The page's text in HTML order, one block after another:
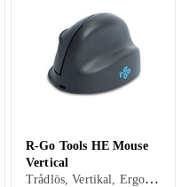
R-Go Tools HE Mouse
Vertical
Trådlös, Vertikal, Ergonomisk, Ergonomisk design, Programmerbara knappar, 3, 1750 dpi